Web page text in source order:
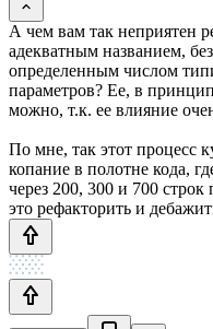
А чем вам так неприятен
адекватным названием,
определенным числом
параметров? Ее, в
можно, т.к. ее влияние
По мне, так этот процесс
копание в полотне кода,
через 200, 300 и 700
это рефакторить и